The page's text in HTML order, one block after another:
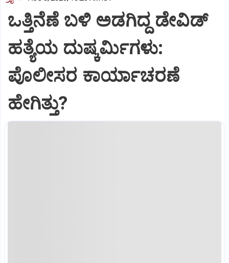
ಒತ್ತಿನೆಣೆ ಬಳಿ ಅಡಗಿದ್ದ ಡೇವಿಡ್‌
ಹತ್ಯೆಯ ದುಷ್ಕರ್ಮಿಗಳು:
ಪೊಲೀಸರ ಕಾರ್ಯಾಚರಣೆ
ಹೇಗಿತ್ತು?